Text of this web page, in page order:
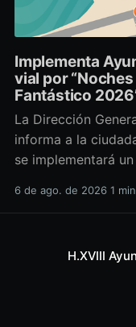
Implementa
vial por
Fantástico
La Dirección
informa a la
se implementará
motivo del evento
6 de ago. de 2026 1
H.XVIII